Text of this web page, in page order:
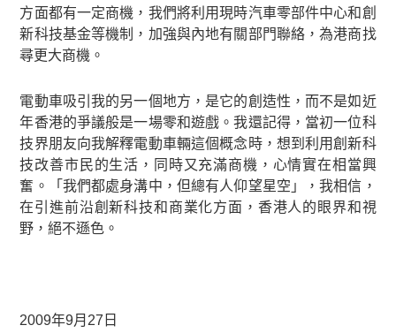
方面都有一定商機，我們將利用現時汽車零部件中心和創
新科技基金等機制，加強與內地有關部門聯絡，為港商找
尋更大商機。
電動車吸引我的另一個地方，是它的創造性，而不是如近
年香港的爭議般是一場零和遊戲。我還記得，當初一位科
技界朋友向我解釋電動車輛這個概念時，想到利用創新科
技改善市民的生活，同時又充滿商機，心情實在相當興
奮。「我們都處身溝中，但總有人仰望星空」，我相信，
在引進前沿創新科技和商業化方面，香港人的眼界和視
野，絕不遜色。
2009年9月27日